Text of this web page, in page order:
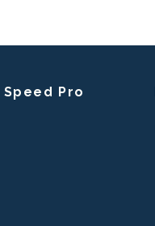
Speed Pro